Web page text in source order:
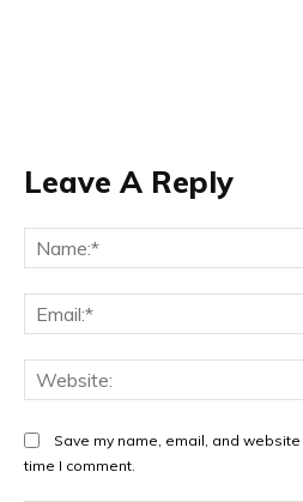
Leave A Reply
Save my name, email, and
time I comment.